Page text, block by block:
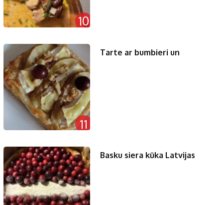
10
11
Tarte ar bumbieri un
Basku siera kūka Latvijas